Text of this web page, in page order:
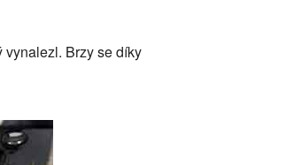
Brzy se díky